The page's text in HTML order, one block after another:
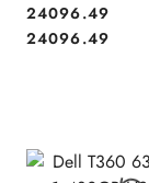
Cena:
24096.49
Cena:
24096.49